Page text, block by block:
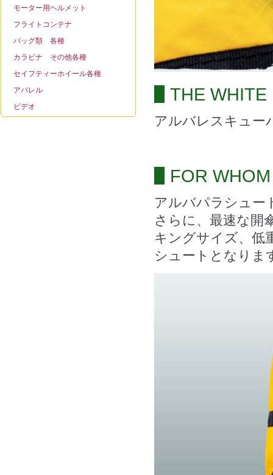
モーター用ヘルメット
フライトコンテナ
バッグ類 各種
カラビナ その他各種
セイフティーホイール各種
アパレル
ビデオ
THE WHITE
アルバレスキュー
FOR
アルバパラシュー
さらに、最速な開
キングサイズ、低
シュートとなりま